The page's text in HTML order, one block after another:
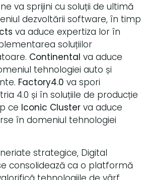
ne va sprijini cu soluții de ultimă
dezvoltării software, în timp
va aduce expertiza lor în
soluțiilor
Continental va aduce
tehnologiei auto și
Factory4.0 va spori
4.0 și în soluțiile de producție
ce Iconic Cluster va aduce
în domeniul tehnologiei
strategice, Digital
consolidează ca o platformă